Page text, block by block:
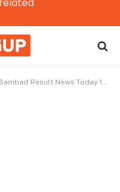
1pm 6pm 8pm Dhankesari প্রিয় লটারি সংবাদ ফলাফলের খবর আজ 15.04.2024 1pm 6pm 8pm ধানকেশরী